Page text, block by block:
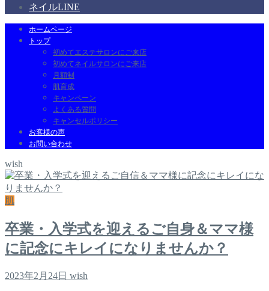
ネイルLINE
ホームページ
トップ
初めてエステサロンにご来店
初めてネイルサロンにご来店
月額制
肌育成
キャンペーン
よくある質問
キャンセルポリシー
お客様の声
お問い合わせ
wish
肌
卒業・入学式を迎えるご自身＆ママ様
に記念にキレイになりませんか？
2023年2月24日 wish